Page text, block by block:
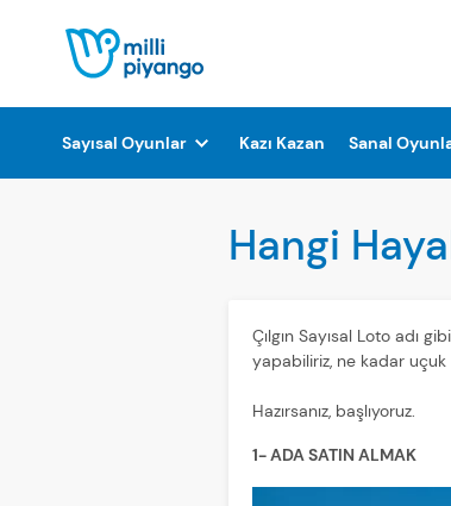
Sayısal Oyunlar Kazı Kazan Sanal
Hangi
Çılgın Sayısal Loto adı
yapabiliriz, ne kadar uçuk
Hazırsanız, başlıyoruz.
1- ADA SATIN ALMAK